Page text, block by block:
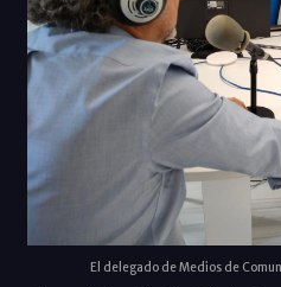
El delegado de Medios de